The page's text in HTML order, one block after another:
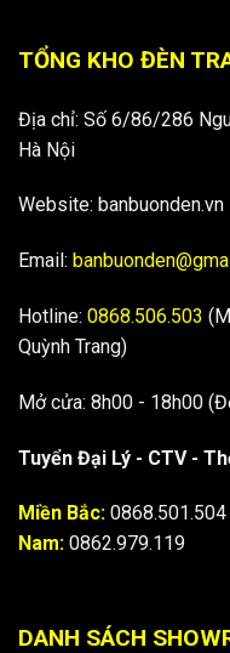
TỔNG KHO ĐÈN
Địa chỉ: Số 6/86/286
Hà Nội
Website: banbuonden.vn
Email:
Hotline: 0868.506.503
Quỳnh Trang)
Mở cửa: 8h00 - 18h00
Tuyển Đại Lý - CTV -
Miền Bắc: 0868.501.504
Nam: 0862.979.119
DANH SÁCH